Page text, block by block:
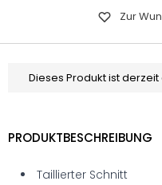
Zur
Dieses Produkt ist
PRODUKTBESCHREIBUNG
Taillierter Schnitt